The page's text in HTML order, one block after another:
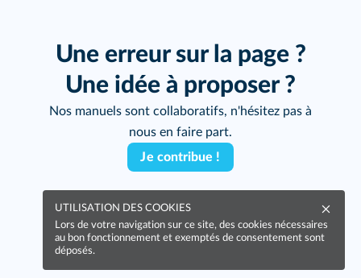
Une erreur sur la page ?
Une idée à proposer ?
Nos manuels sont collaboratifs, n'hésitez pas à
nous en faire part.
Je contribue !
UTILISATION DES COOKIES
Lors de votre navigation sur ce site, des cookies nécessaires
au bon fonctionnement et exemptés de consentement sont
déposés.